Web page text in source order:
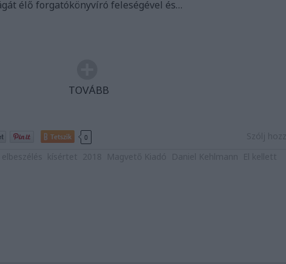
élő forgatókönyvíró feleségével és…
TOVÁBB
Tetszik 0